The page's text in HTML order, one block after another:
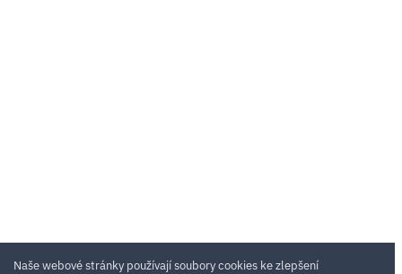
Naše webové stránky používají soubory cookies ke zlepšení